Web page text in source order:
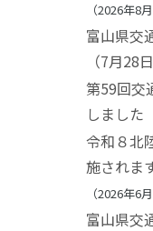
2026年8
富山県交
（7月28
第59回交
しました
令和８北
施されま
2026年6
富山県交